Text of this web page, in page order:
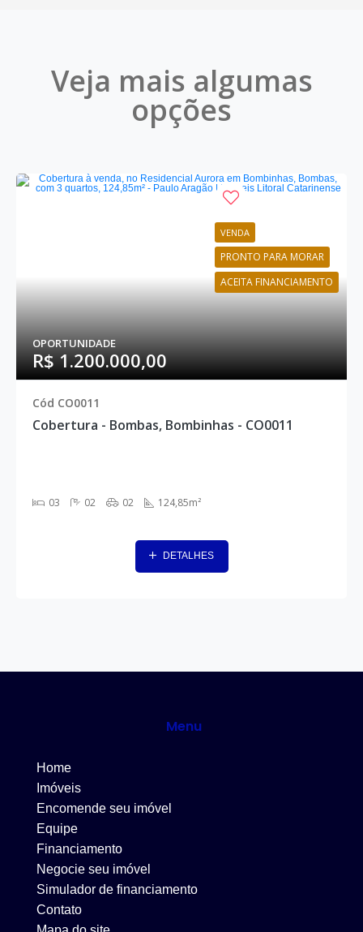
Veja mais algumas
opções
VENDA
PRONTO PARA MORAR
ACEITA FINANCIAMENTO
OPORTUNIDADE
R$ 1.200.000,00
Cód CO0011
Cobertura - Bombas, Bombinhas - CO0011
03 02 02 124,85m²
DETALHES
Menu
Home
Imóveis
Encomende seu imóvel
Equipe
Financiamento
Negocie seu imóvel
Simulador de financiamento
Contato